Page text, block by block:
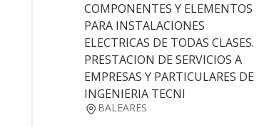
COMPONENTES Y ELEMENTOS
PARA INSTALACIONES
ELECTRICAS DE TODAS CLASES.
PRESTACION DE SERVICIOS A
EMPRESAS Y PARTICULARES DE
INGENIERIA TECNI
BALEARES